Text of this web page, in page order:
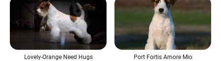
Lovely-Orange Need Hugs Port Fortis Amore Mio